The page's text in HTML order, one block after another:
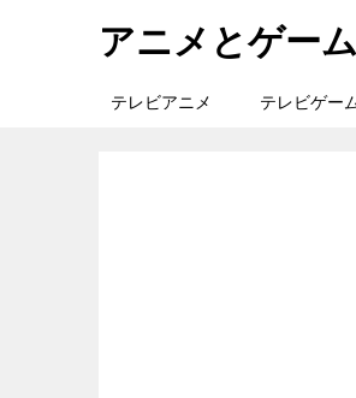
アニメとゲー
テレビアニメ テレビゲー